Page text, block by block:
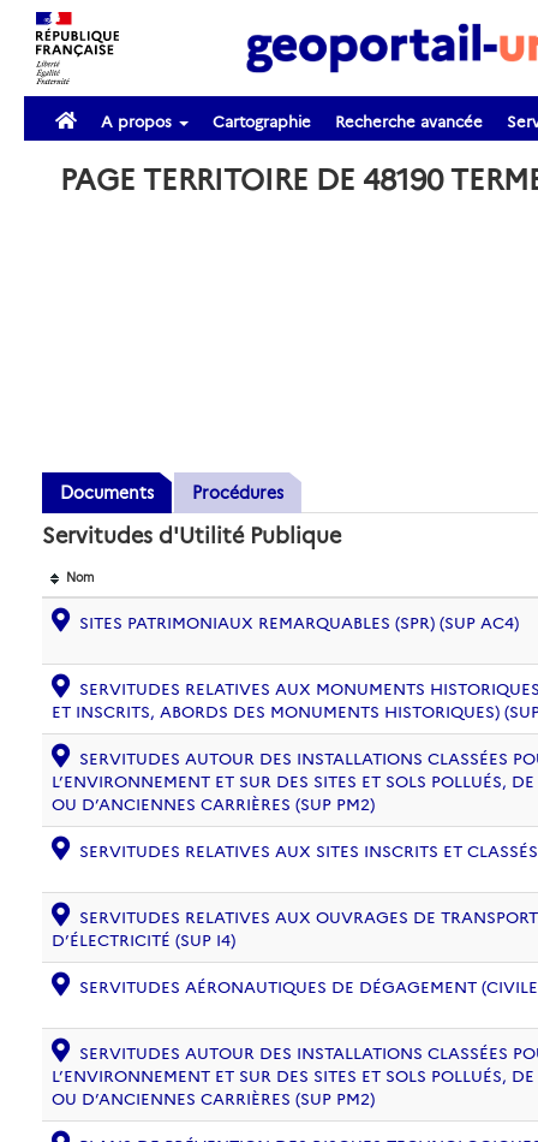
A propos Cartographie Recherche avancée
PAGE TERRITOIRE DE 48190
Documents Procédures
Servitudes d'Utilité Publique
Nom
SITES PATRIMONIAUX REMARQUABLES (SPR) (SUP AC4)
SERVITUDES RELATIVES AUX MONUMENTS
ET INSCRITS, ABORDS DES MONUMENTS HISTORIQUES)
SERVITUDES AUTOUR DES INSTALLATIONS CLASSÉES
L’ENVIRONNEMENT ET SUR DES SITES ET SOLS POLLUÉS,
OU D’ANCIENNES CARRIÈRES (SUP PM2)
SERVITUDES RELATIVES AUX SITES INSCRITS ET
SERVITUDES RELATIVES AUX OUVRAGES DE
D’ÉLECTRICITÉ (SUP I4)
SERVITUDES AÉRONAUTIQUES DE DÉGAGEMENT
SERVITUDES AUTOUR DES INSTALLATIONS CLASSÉES
L’ENVIRONNEMENT ET SUR DES SITES ET SOLS POLLUÉS,
OU D’ANCIENNES CARRIÈRES (SUP PM2)